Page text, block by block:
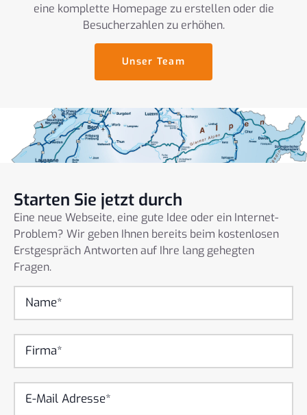
eine komplette Homepage zu erstellen oder die
Besucherzahlen zu erhöhen.
Unser Team
Starten Sie jetzt durch
Eine neue Webseite, eine gute Idee oder ein Internet-
Problem? Wir geben Ihnen bereits beim kostenlosen
Erstgespräch Antworten auf Ihre lang gehegten
Fragen.